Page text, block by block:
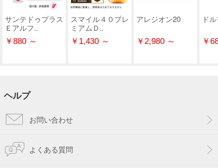
サンテドゥプラス
Ｅアルフ..
￥880 ～
スマイル４０プレ
ミアムＤ..
￥1,430 ～
アレジオン20
￥2,980 ～
ド
￥
ヘルプ
お問い合わせ
よくある質問